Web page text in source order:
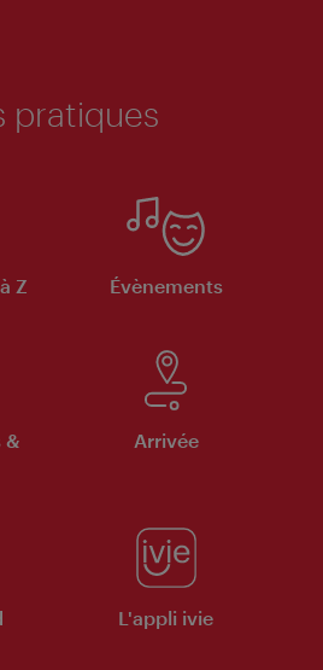
pratiques
Z Évènements
&
Arrivée
L'appli ivie